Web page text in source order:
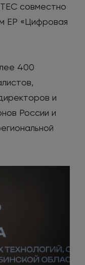
совместно
ЕР «Цифровая
400
и
России и